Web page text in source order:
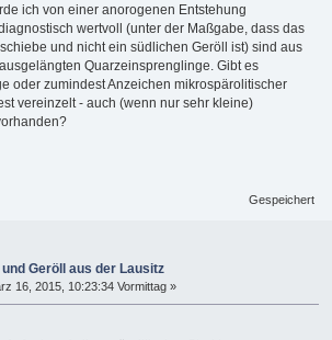
ich von einer anorogenen Entstehung
wertvoll (unter der Maßgabe, dass das
und nicht ein südlichen Geröll ist) sind aus
Quarzeinsprenglinge. Gibt es
oder zumindest Anzeichen mikrospärolitischer
vereinzelt - auch (wenn nur sehr kleine)
Gespeichert
Geröll aus der Lausitz
16, 2015, 10:23:34 Vormittag »